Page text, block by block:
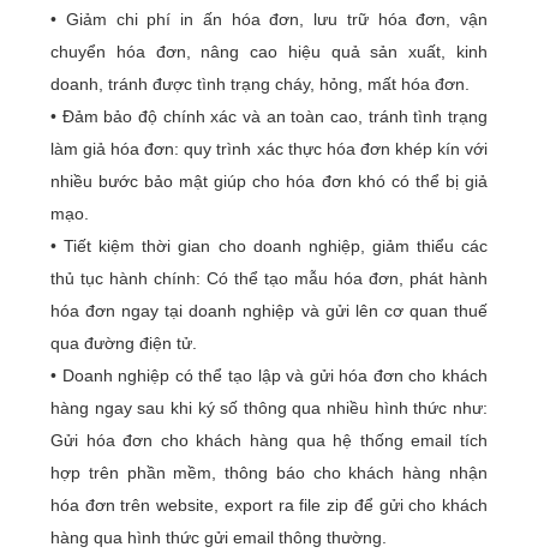
• Giảm chi phí in ấn hóa đơn, lưu trữ hóa đơn, vận
chuyển hóa đơn, nâng cao hiệu quả sản xuất, kinh
doanh, tránh được tình trạng cháy, hỏng, mất hóa đơn.
• Đảm bảo độ chính xác và an toàn cao, tránh tình trạng
làm giả hóa đơn: quy trình xác thực hóa đơn khép kín với
nhiều bước bảo mật giúp cho hóa đơn khó có thể bị giả
mạo.
• Tiết kiệm thời gian cho doanh nghiệp, giảm thiểu các
thủ tục hành chính: Có thể tạo mẫu hóa đơn, phát hành
hóa đơn ngay tại doanh nghiệp và gửi lên cơ quan thuế
qua đường điện tử.
• Doanh nghiệp có thể tạo lập và gửi hóa đơn cho khách
hàng ngay sau khi ký số thông qua nhiều hình thức như:
Gửi hóa đơn cho khách hàng qua hệ thống email tích
hợp trên phần mềm, thông báo cho khách hàng nhận
hóa đơn trên website, export ra file zip để gửi cho khách
hàng qua hình thức gửi email thông thường.